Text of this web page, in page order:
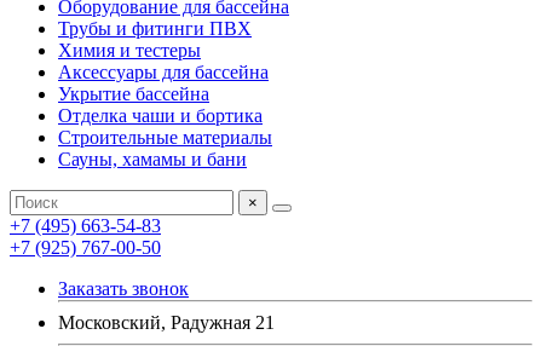
Оборудование для бассейна
Трубы и фитинги ПВХ
Химия и тестеры
Аксессуары для бассейна
Укрытие бассейна
Отделка чаши и бортика
Строительные материалы
Сауны, хамамы и бани
×
+7 (495) 663-54-83
+7 (925) 767-00-50
Заказать звонок
Московский, Радужная 21